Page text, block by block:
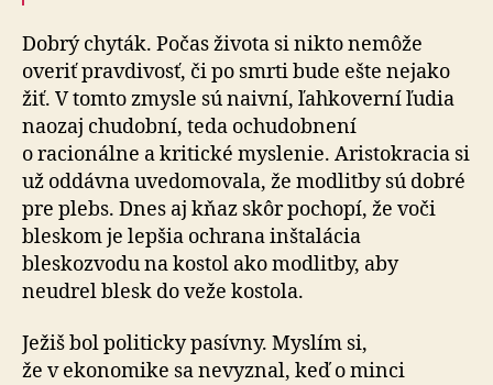
Dobrý chyták. Počas života si nikto nemôže
overiť pravdivosť, či po smrti bude ešte nejako
žiť. V tomto zmysle sú naivní, ľahkoverní ľudia
naozaj chudobní, teda ochudobnení
o racionálne a kritické myslenie. Aristokracia si
už oddávna uvedomovala, že modlitby sú dobré
pre plebs. Dnes aj kňaz skôr pochopí, že voči
bleskom je lepšia ochrana inštalácia
bleskozvodu na kostol ako modlitby, aby
neudrel blesk do veže kostola.
Ježiš bol politicky pasívny. Myslím si,
že v ekonomike sa nevyznal, keď o minci